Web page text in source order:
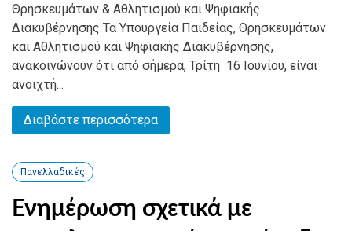
Θρησκευμάτων & Αθλητισμού και Ψηφιακής
Διακυβέρνησης Τα Υπουργεία Παιδείας, Θρησκευμάτων
και Αθλητισμού και Ψηφιακής Διακυβέρνησης,
ανακοινώνουν ότι από σήμερα, Τρίτη 16 Ιουνίου, είναι
ανοιχτή...
Διαβάστε περισσότερα
Πανελλαδικές
Ενημέρωση σχετικά με